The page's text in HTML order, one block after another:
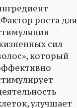
роста для
сил
который
улучшает